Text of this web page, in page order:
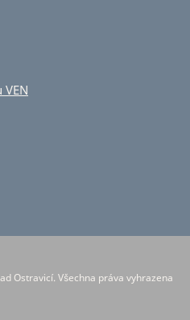
Ostravicí. Všechna práva vyhrazena